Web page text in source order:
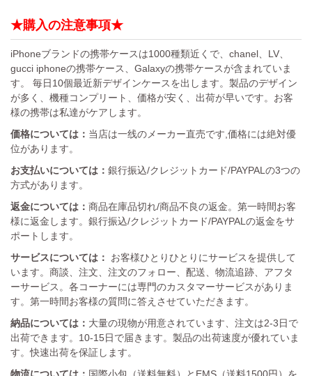
★購入の注意事項★
iPhoneブランドの携帯ケースは1000種類近くで、chanel、LV、
gucci iphoneの携帯ケース、Galaxyの携帯ケースが含まれていま
す。 毎日10個最近新デザインケースを出します。製品のデザイン
が多く、機種コンプリート、価格が安く、出荷が早いです。お客
様の携帯は私達がケアします。
価格については： 当店は一线のメーカー直売です,価格には絶対優
位があります。
お支払いについては： 銀行振込/クレジットカード/PAYPALの3つの
方式があります。
返金については： 商品在庫品切れ/商品不良の返金。第一時間お客
様に返金します。銀行振込/クレジットカード/PAYPALの返金をサ
ポートします。
サービスについては：
お客様ひとりひとりにサービスを提供して
います。商談、注文、注文のフォロー、配送、物流追跡、アフタ
ーサービス。各コーナーには専門のカスタマーサービスがありま
す。第一時間お客様の質問に答えさせていただきます。
納品については： 大量の現物が用意されています、注文は2-3日で
出荷できます。10-15日で届きます。製品の出荷速度が優れていま
す。快速出荷を保証します。